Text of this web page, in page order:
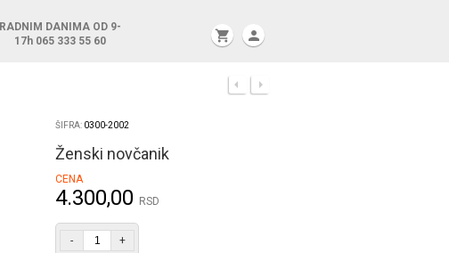
RADNIM DANIMA OD 9-
17h 065 333 55 60 shopping_cart person
ŠIFRA: 0300-2002
Ženski novčanik
CENA
4.300,00 RSD
- +